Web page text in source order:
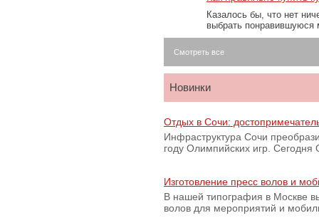
Казалось бы, что нет
выбрать
Смотреть все
Новинки
Отдых в Сочи:
Инфраструктура Сочи
году Олимпийских игр.
Изготовление пресс волов и
В нашей типография в Москве
волов для мероприятий и